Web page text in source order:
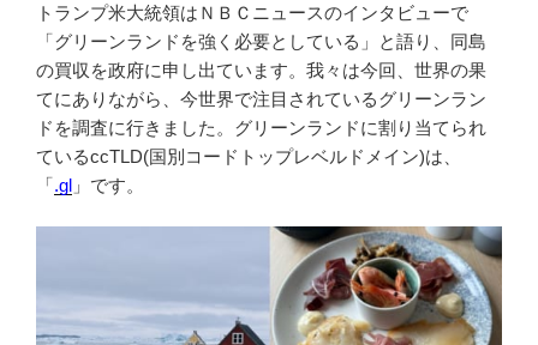
トランプ米大統領はＮＢＣニュースのインタビューで
「グリーンランドを強く必要としている」と語り、同島
の買収を政府に申し出ています。我々は今回、世界の果
てにありながら、今世界で注目されているグリーンラン
ドを調査に行きました。グリーンランドに割り当てられ
ているccTLD(国別コードトップレベルドメイン)は、
「.gl 」です。